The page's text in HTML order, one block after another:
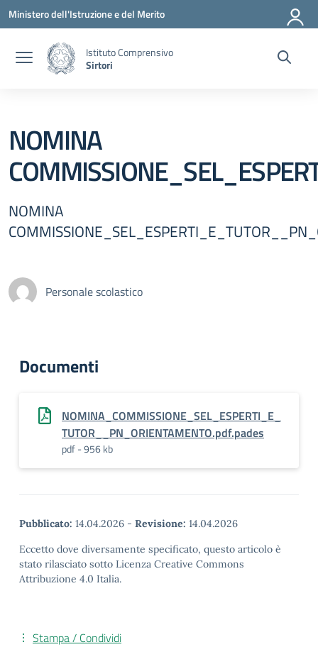
Vai ai contenuti
Vai al menu di navigazione
Vai al footer
Ministero dell'Istruzione e del Merito
Istituto Comprensivo
Sirtori
NOMINA
NOMINA
Personale scolastico
Documenti
NOMINA_COMMISSIONE_SEL_ESPERTI_E_
TUTOR__PN_ORIENTAMENTO.pdf.pades
pdf - 956 kb
Pubblicato: 14.04.2026 - Revisione: 14.04.2026
Eccetto dove diversamente specificato, questo articolo è
stato rilasciato sotto Licenza Creative Commons
Attribuzione 4.0 Italia.
Stampa / Condividi